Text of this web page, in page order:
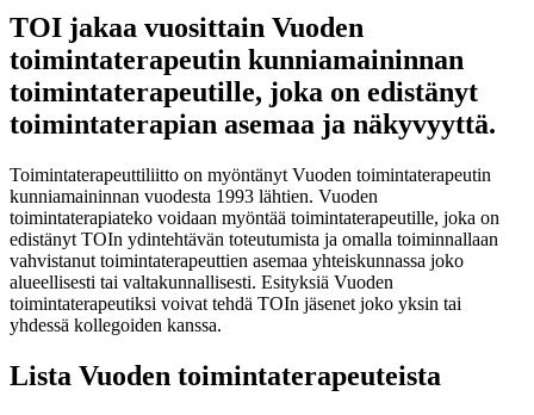
TOI jakaa vuosittain Vuoden
toimintaterapeutin kunniamaininnan
toimintaterapeutille, joka on edistänyt
toimintaterapian asemaa ja näkyvyyttä.
Toimintaterapeuttiliitto on myöntänyt Vuoden toimintaterapeutin
kunniamaininnan vuodesta 1993 lähtien. Vuoden
toimintaterapiateko voidaan myöntää toimintaterapeutille, joka on
edistänyt TOIn ydintehtävän toteutumista ja omalla toiminnallaan
vahvistanut toimintaterapeuttien asemaa yhteiskunnassa joko
alueellisesti tai valtakunnallisesti. Esityksiä Vuoden
toimintaterapeutiksi voivat tehdä TOIn jäsenet joko yksin tai
yhdessä kollegoiden kanssa.
Lista Vuoden toimintaterapeuteista